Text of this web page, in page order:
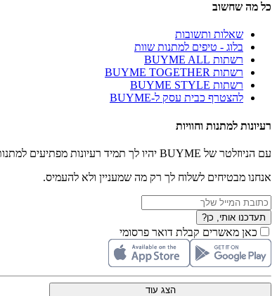
כל מה שחשוב
שאלות ותשובות
בלוג - טיפים למתנות שוות
רשתות BUYME ALL
רשתות BUYME TOGETHER
רשתות BUYME STYLE
להצטרף כבית עסק ל-BUYME
רעיונות למתנות וחוויות
עם הניוזלטר של BUYME יהיו לך תמיד רעיונות מפתיעים למתנות וחוויות.
אנחנו מבטיחים לשלוח לך רק מה שמעניין ולא להעמיס.
תעדכנו אותי, כן?
כאן מאשרים קבלת דואר פרסומי
הצג עוד